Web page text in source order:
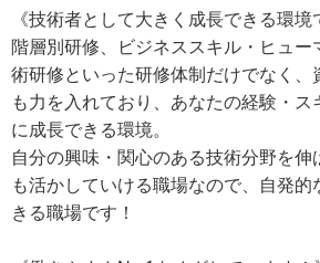
《技術者として大きく成長できる環境
階層別研修、ビジネススキル・ヒュー
術研修といった研修体制だけでなく、
も力を入れており、あなたの経験・ス
に成長できる環境。
自分の興味・関心のある技術分野を伸
も活かしていける職場なので、自発
きる職場です！